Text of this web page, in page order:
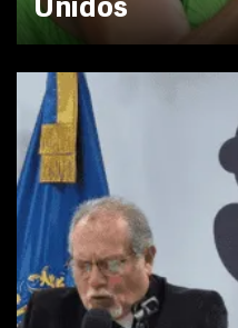
Unidos